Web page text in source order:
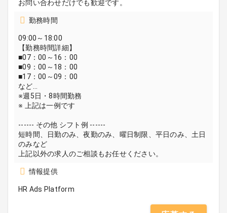
お問い合わせだけでも歓迎です。
勤務時間
09:00～18:00
【勤務時間詳細】
■07：00～16：00
■09：00～18：00
■17：00～09：00
など…
※週5日・8時間勤務
※ 上記は一例です
------ その他 シフト例 ------
短時間、日勤のみ、夜勤のみ、曜日制限、平日のみ、土日
のみなど
上記以外の求人のご相談もお任せください。
情報提供
HR Ads Platform